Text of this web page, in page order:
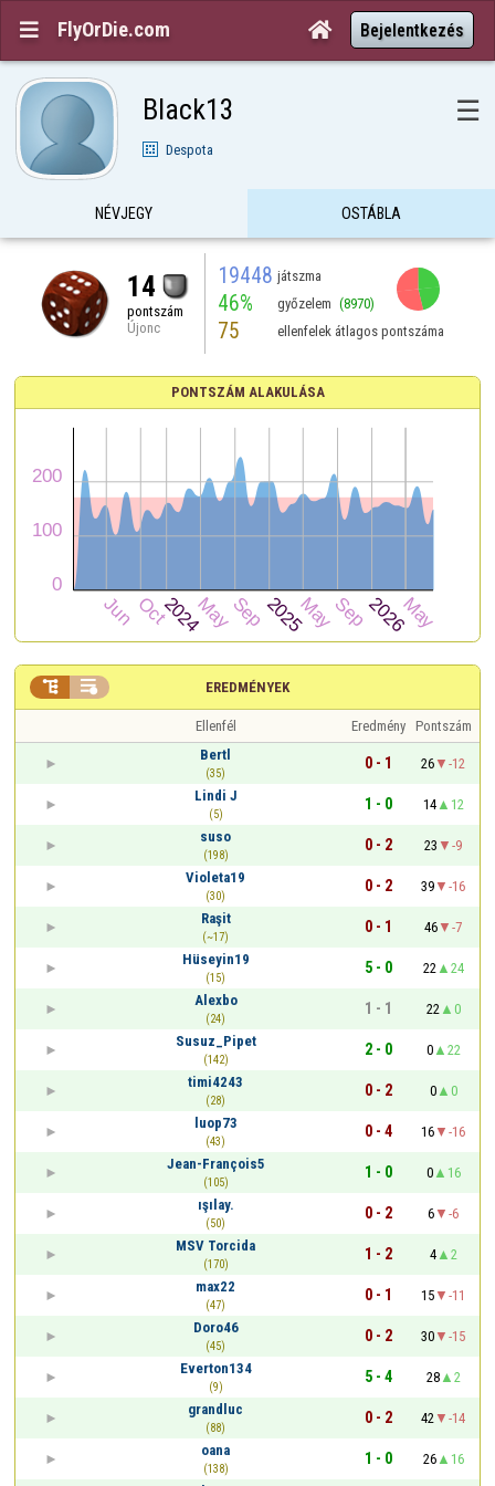
 FlyOrDie.com  Bejelentkezés
Black13 ☰
Despota
NÉVJEGY OSTÁBLA
14
pontszám
Újonc
19448 játszma
46% győzelem (8970)
75 ellenfelek átlagos pontszáma
PONTSZÁM ALAKULÁSA
EREDMÉNYEK
 
Ellenfél Eredmény Pontszám
Bertl
(35)
0 - 1 26
-12
Lindi J
(5)
1 - 0 14
12
suso
(198)
0 - 2 23
-9
Violeta19
(30)
0 - 2 39
-16
Raşit
(~17)
0 - 1 46
-7
Hüseyin19
(15)
5 - 0 22
24
Alexbo
(24)
1 - 1 22
0
Susuz_Pipet
(142)
2 - 0 0
22
timi4243
(28)
0 - 2 0
0
luop73
(43)
0 - 4 16
-16
Jean-François5
(105)
1 - 0 0
16
ışılay.
(50)
0 - 2 6
-6
MSV Torcida
(170)
1 - 2 4
2
max22
(47)
0 - 1 15
-11
Doro46
(45)
0 - 2 30
-15
Everton134
(9)
5 - 4 28
2
grandluc
(88)
0 - 2 42
-14
oana
(138)
1 - 0 26
16